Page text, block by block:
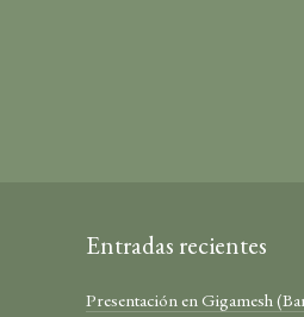
Entradas recientes
Presentación en Gigamesh